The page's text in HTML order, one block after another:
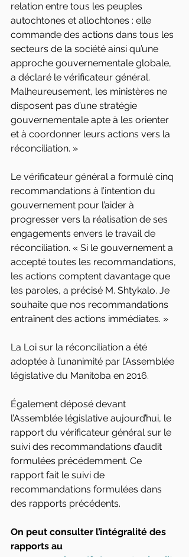
relation entre tous les peuples
autochtones et allochtones : elle
commande des actions dans tous les
secteurs de la société ainsi qu’une
approche gouvernementale globale,
a déclaré le vérificateur général.
Malheureusement, les ministères ne
disposent pas d’une stratégie
gouvernementale apte à les orienter
et à coordonner leurs actions vers la
réconciliation. »
Le vérificateur général a formulé cinq
recommandations à l’intention du
gouvernement pour l’aider à
progresser vers la réalisation de ses
engagements envers le travail de
réconciliation. « Si le gouvernement a
accepté toutes les recommandations,
les actions comptent davantage que
les paroles, a précisé M. Shtykalo. Je
souhaite que nos recommandations
entraînent des actions immédiates. »
La Loi sur la réconciliation a été
adoptée à l’unanimité par l’Assemblée
législative du Manitoba en 2016.
Également déposé devant
l’Assemblée législative aujourd’hui, le
rapport du vérificateur général sur le
suivi des recommandations d’audit
formulées précédemment. Ce
rapport fait le suivi de
recommandations formulées dans
des rapports précédents.
On peut consulter l’intégralité des
rapports au